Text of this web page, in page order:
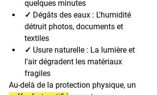
quelques minutes
✓ Dégâts des eaux : L'humidité
détruit photos, documents et
textiles
✓ Usure naturelle : La lumière et
l'air dégradent les matériaux
fragiles
Au-delà de la protection physique, un